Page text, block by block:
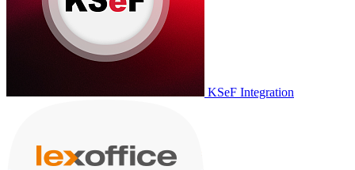
KSeF Integration